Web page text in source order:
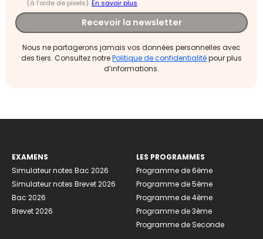
(à l’aide de pixels).En savoir plus
Recevoir la newsletter
Nous ne partagerons jamais vos données personnelles avec
des tiers. Consultez notrePolitique de confidentialitépour plus
d’informations.
EXAMENS
Simulateur notes Bac 2026
Simulateur notes Brevet 2026
Bac 2026
Brevet 2026
LES PROGRAMMES
Programme de 6ème
Programme de 5ème
Programme de 4ème
Programme de 3ème
Programme de Seconde